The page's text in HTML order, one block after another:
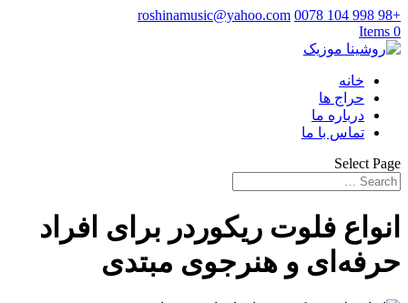
+98 998 104 0078
roshinamusic@yahoo.com
0 Items
خانه
حراج ها
درباره ما
تماس با ما
Select Page
انواع فلوت ریکوردر برای افراد
حرفه‌ای و هنرجوی مبتدی